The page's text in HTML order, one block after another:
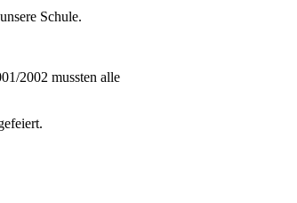
Schule.
2002 mussten alle